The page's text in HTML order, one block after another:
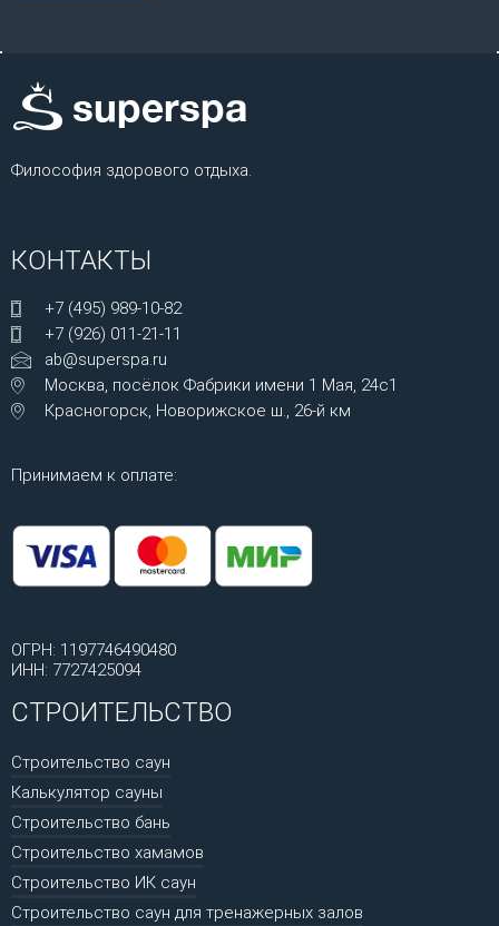
Философия здорового отдыха.
КОНТАКТЫ
+7 (495) 989-10-82
+7 (926) 011-21-11
ab@superspa.ru
Москва, посёлок Фабрики имени 1 Мая, 24с1
Красногорск, Новорижское ш., 26-й км
Принимаем к оплате:
ОГРН: 1197746490480
ИНН: 7727425094
СТРОИТЕЛЬСТВО
Строительство саун
Калькулятор сауны
Строительство бань
Строительство хамамов
Строительство ИК саун
Строительство саун для тренажерных залов